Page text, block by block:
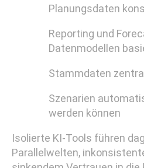
Planungsdaten
Reporting und
Datenmodellen
Stammdaten
Szenarien
werden können
Isolierte KI-Tools führen
Parallelwelten,